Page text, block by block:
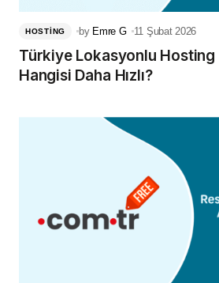
HOSTING by Emre G 11 Şubat 2026
Türkiye Lokasyonlu Hosting
Hangisi Daha Hızlı?